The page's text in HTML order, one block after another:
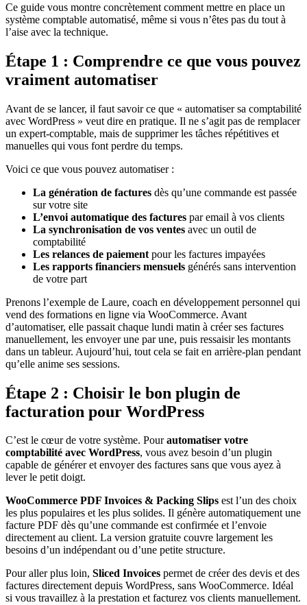
Ce guide vous montre concrètement comment mettre en place un
système comptable automatisé, même si vous n’êtes pas du tout à
l’aise avec la technique.
Étape 1 : Comprendre ce que vous pouvez
vraiment automatiser
Avant de se lancer, il faut savoir ce que « automatiser sa comptabilité
avec WordPress » veut dire en pratique. Il ne s’agit pas de remplacer
un expert-comptable, mais de supprimer les tâches répétitives et
manuelles qui vous font perdre du temps.
Voici ce que vous pouvez automatiser :
La génération de factures dès qu’une commande est passée
sur votre site
L’envoi automatique des factures par email à vos clients
La synchronisation de vos ventes avec un outil de
comptabilité
Les relances de paiement pour les factures impayées
Les rapports financiers mensuels générés sans intervention
de votre part
Prenons l’exemple de Laure, coach en développement personnel qui
vend des formations en ligne via WooCommerce. Avant
d’automatiser, elle passait chaque lundi matin à créer ses factures
manuellement, les envoyer une par une, puis ressaisir les montants
dans un tableur. Aujourd’hui, tout cela se fait en arrière-plan pendant
qu’elle anime ses sessions.
Étape 2 : Choisir le bon plugin de
facturation pour WordPress
C’est le cœur de votre système. Pourautomatiser votre
comptabilité avec WordPress, vous avez besoin d’un plugin
capable de générer et envoyer des factures sans que vous ayez à
lever le petit doigt.
WooCommerce PDF Invoices & Packing Slips est l’un des choix
les plus populaires et les plus solides. Il génère automatiquement une
facture PDF dès qu’une commande est confirmée et l’envoie
directement au client. La version gratuite couvre largement les
besoins d’un indépendant ou d’une petite structure.
Pour aller plus loin, Sliced Invoices permet de créer des devis et des
factures directement depuis WordPress, sans WooCommerce. Idéal
si vous travaillez à la prestation et facturez vos clients manuellement.